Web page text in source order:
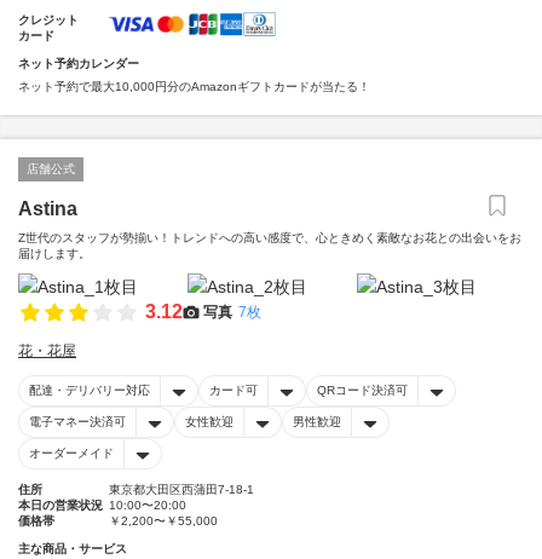
クレジット
カード
ネット予約カレンダー
ネット予約で最大10,000円分のAmazonギフトカードが当たる！
店舗公式
Astina
Z世代のスタッフが勢揃い！トレンドへの高い感度で、心ときめく素敵なお花との出会いをお
届けします。
3.12 写真 7枚
花・花屋
配達・デリバリー対応 カード可 QRコード決済可
電子マネー決済可 女性歓迎 男性歓迎
オーダーメイド
住所
東京都大田区西蒲田7-18-1
本日の営業状況 10:00〜20:00
価格帯
￥2,200〜￥55,000
主な商品・サービス